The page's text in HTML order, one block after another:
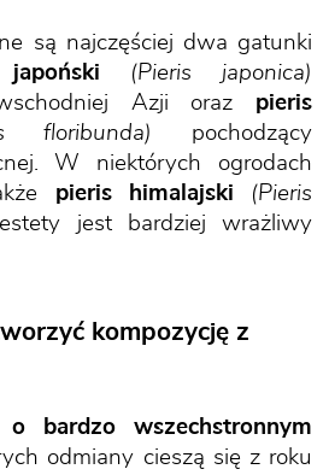
są najczęściej dwa gatunki
(Pieris japonica)
Azji oraz pieris
floribunda)
pochodzący
W niektórych ogrodach
pieris himalajski
(Pieris
jest bardziej wrażliwy
kompozycję z
o bardzo wszechstronnym
odmiany cieszą się z roku